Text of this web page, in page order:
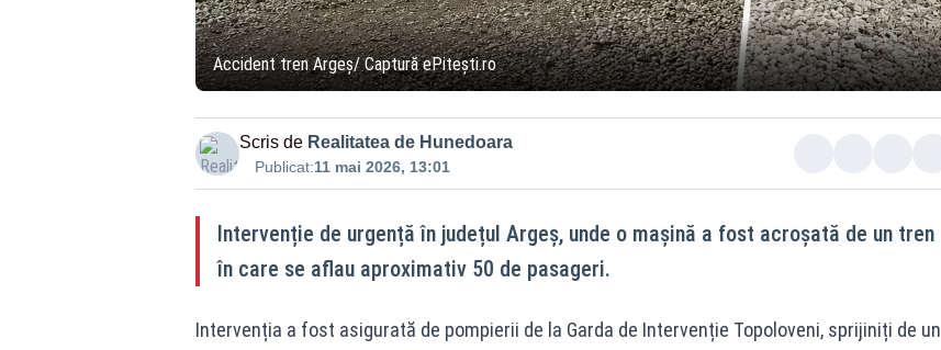
Accident tren Argeș/ Captură ePitești.ro
Scris de Realitatea de Hunedoara
Publicat:11 mai 2026, 13:01
Intervenție de urgență în județul Argeș, unde o mașină a fost acroșată de un tren
în care se aflau aproximativ 50 de pasageri.
Intervenția a fost asigurată de pompierii de la Garda de Intervenție Topoloveni, sprijiniți de un